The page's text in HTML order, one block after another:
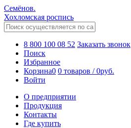
Семёнов.
Хохломская роспись
8 800 100 08 52 Заказать звонок
Поиск
Избранное
Корзина0 0 товаров /0руб.
Войти
О предприятии
Продукция
Контакты
Где купить